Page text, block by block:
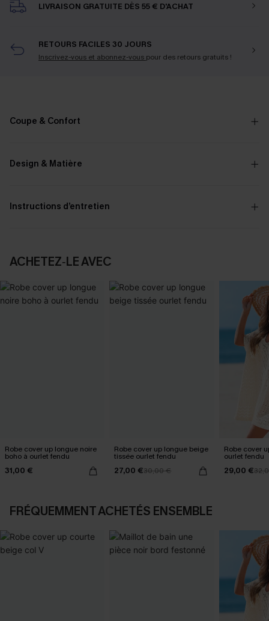
LIVRAISON GRATUITE DÈS 55 € D'ACHAT
RETOURS FACILES 30 JOURS
Inscrivez-vous et abonnez-vous pour des retours gratuits !
Coupe & Confort
Design & Matière
Instructions d’entretien
ACHETEZ‑LE AVEC
Robe cover up longue noire
boho à ourlet fendu
31,00 €
Robe cover up longue beige
tissée ourlet fendu
27,00 €30,00 €
Robe cover
ourlet fendu
29,00 €
FRÉQUEMMENT ACHETÉS ENSEMBLE